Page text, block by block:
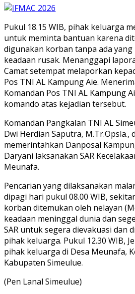
Pukul 18.15 WIB, pihak keluarga
untuk meminta bantuan karena
digunakan korban tanpa ada yang
keadaan rusak. Menanggapi
Camat setempat melaporkan
Pos TNI AL Kampung Aie.
Komandan Pos TNI AL Kampung
komando atas kejadian tersebut.
Komandan Pangkalan TNI AL
Dwi Herdian Saputra, M.Tr.Opsla.,
memerintahkan Danposal
Daryani laksanakan SAR
Meunafa.
Pencarian yang dilaksanakan
dipagi hari pukul 08.00 WIB,
korban ditemukan oleh nelayan
keadaan meninggal dunia dan
SAR untuk segera dievakuasi dan
pihak keluarga. Pukul 12.30 WIB,
pihak keluarga di Desa Meunafa,
Kabupaten Simeulue.
(Pen Lanal Simeulue)